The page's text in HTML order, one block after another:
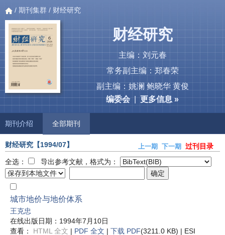
/ 期刊集群 / 财经研究
财经研究
主编：刘元春
常务副主编：郑春荣
副主编：姚澜 鲍晓华 黄俊
编委会|更多信息 »
期刊介绍 全部期刊
财经研究 【1994/07】 上一期 下一期
过刊目录
全选：
导出参考文献，格式为：
城市地价与地价体系
王克忠
在线出版日期：1994年7月10日
查看： HTML 全文 | PDF 全文 | 下载 PDF(3211.0 KB) | ESI